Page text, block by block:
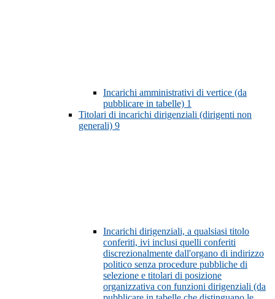
Incarichi amministrativi di vertice (da
pubblicare in tabelle) 1
Titolari di incarichi dirigenziali (dirigenti non
generali) 9
Incarichi dirigenziali, a qualsiasi titolo
conferiti, ivi inclusi quelli conferiti
discrezionalmente dall'organo di indirizzo
politico senza procedure pubbliche di
selezione e titolari di posizione
organizzativa con funzioni dirigenziali (da